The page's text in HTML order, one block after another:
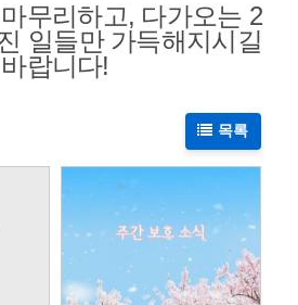
무리하고, 다가오는 2
일들만 가득해지시길
바랍니다!
목록